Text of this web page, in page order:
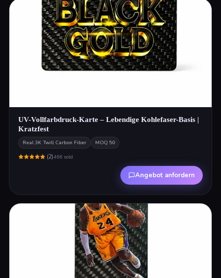
UV-Vollfarbdruck-Karte – Lebendige Kohlefaser-Basis |
Kratzfest
Real 3K Twill Carbon Fiber MOQ 50
(2)466sold
Angebot anfordern